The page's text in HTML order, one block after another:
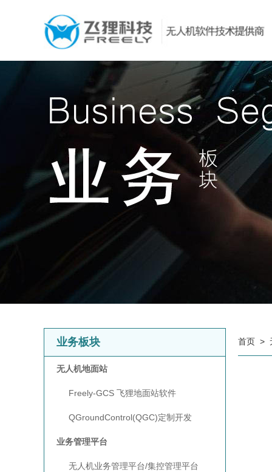
业务板块
无人机地面站
Freely-GCS 飞狸地面站软件
QGroundControl(QGC)定制开发
业务管理平台
无人机业务管理平台/集控管理平台
首页 >